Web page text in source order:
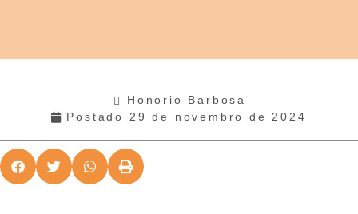
Honorio Barbosa
Postado
29 de novembro de 2024